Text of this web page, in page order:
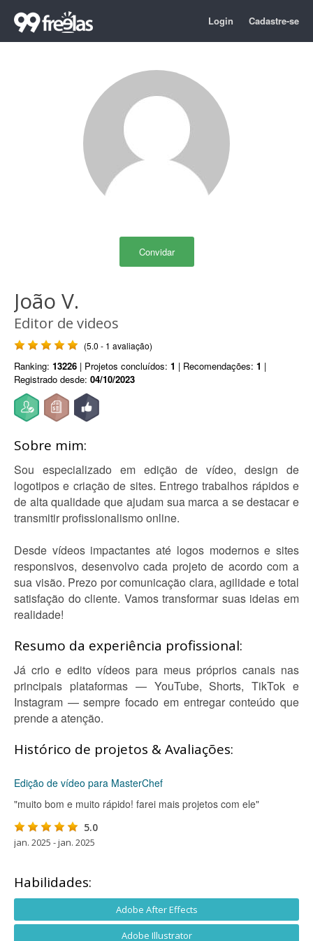
Login Cadastre-se
Convidar
João V.
Editor de videos
(5.0 - 1 avaliação)
Ranking: 13226 | Projetos concluídos: 1 | Recomendações: 1 |
Registrado desde: 04/10/2023
Sobre mim:
Sou especializado em edição de vídeo, design de
logotipos e criação de sites. Entrego trabalhos rápidos e
de alta qualidade que ajudam sua marca a se destacar e
transmitir profissionalismo online.
Desde vídeos impactantes até logos modernos e sites
responsivos, desenvolvo cada projeto de acordo com a
sua visão. Prezo por comunicação clara, agilidade e total
satisfação do cliente. Vamos transformar suas ideias em
realidade!
Resumo da experiência profissional:
Já crio e edito vídeos para meus próprios canais nas
principais plataformas — YouTube, Shorts, TikTok e
Instagram — sempre focado em entregar conteúdo que
prende a atenção.
Histórico de projetos & Avaliações:
Edição de vídeo para MasterChef
"muito bom e muito rápido! farei mais projetos com ele"
5.0
jan. 2025 - jan. 2025
Habilidades:
Adobe After Effects
Adobe Illustrator